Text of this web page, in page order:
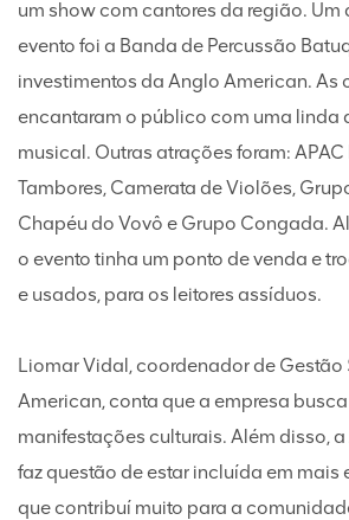
um show com cantores da região. Um
evento foi a Banda de Percussão
investimentos da Anglo American. As
encantaram o público com uma linda
musical. Outras atrações foram:
Tambores, Camerata de Violões,
Chapéu do Vovô e Grupo Congada.
o evento tinha um ponto de venda e
e usados, para os leitores assíduos.
Liomar Vidal, coordenador de
American, conta que a empresa
manifestações culturais. Além disso,
faz questão de estar incluída em mais
que contribuí muito para a